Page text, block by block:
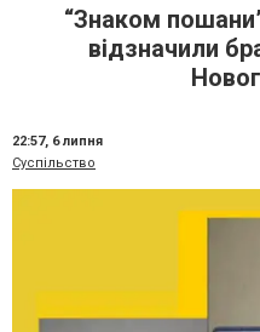
“Знаком
відзначили
22:57, 6 липня
Суспільство